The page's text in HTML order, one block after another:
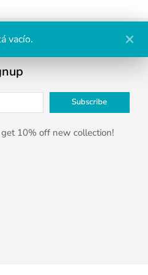
vacío.
Subscribe
10% off new collection!